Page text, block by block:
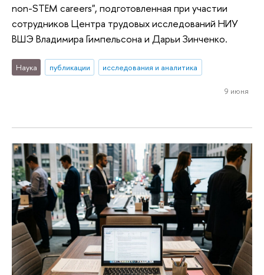
non-STEM careers", подготовленная при участии
сотрудников Центра трудовых исследований НИУ
ВШЭ Владимира Гимпельсона и Дарьи Зинченко.
Наука публикации исследования и аналитика
9 июня